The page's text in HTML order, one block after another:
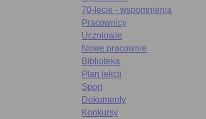
70-lecie - wspomnienia
Pracownicy
Uczniowie
Nowe pracownie
Biblioteka
Plan lekcji
Sport
Dokumenty
Konkursy